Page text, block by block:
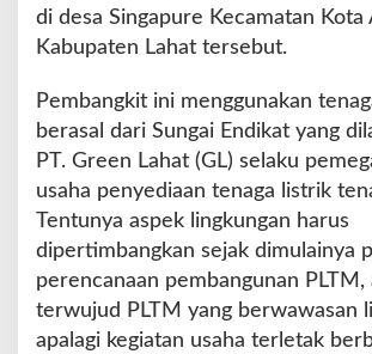
i
i
K
m
p
e
a
s
i
di desa Singapure Kecamatan Kota
Kabupaten Lahat tersebut.
Pembangkit ini menggunakan
berasal dari Sungai Endikat yang
PT. Green Lahat (GL) selaku
usaha penyediaan tenaga listrik
Tentunya aspek lingkungan harus
dipertimbangkan sejak dimulainya
perencanaan pembangunan PLTM,
terwujud PLTM yang berwawasan
apalagi kegiatan usaha terletak